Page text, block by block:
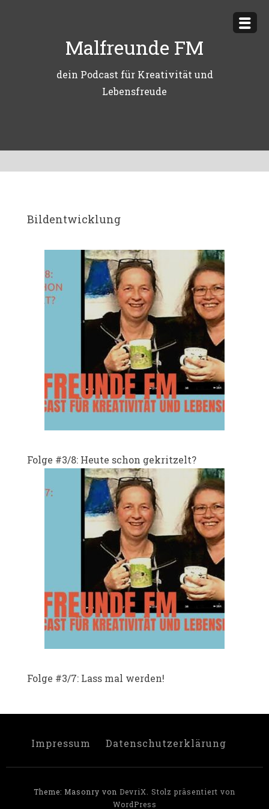
Malfreunde FM
dein Podcast für Kreativität und
Lebensfreude
Bildentwicklung
Folge #3/8: Heute schon gekritzelt?
Folge #3/7: Lass mal werden!
Impressum Datenschutzerklärung
Theme: Masonry von DevriX Stolz präsentiert von
WordPress